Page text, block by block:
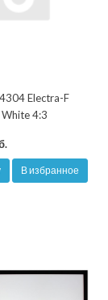
Electra-F
4:3
В избранное